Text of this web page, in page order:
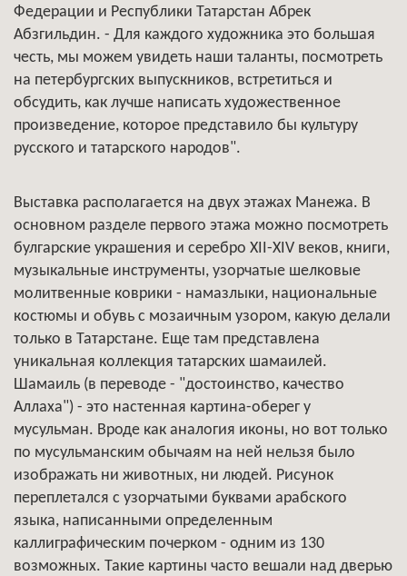
Федерации и Республики Татарстан Абрек
Абзгильдин. - Для каждого художника это большая
честь, мы можем увидеть наши таланты, посмотреть
на петербургских выпускников, встретиться и
обсудить, как лучше написать художественное
произведение, которое представило бы культуру
русского и татарского народов".
Выставка располагается на двух этажах Манежа. В
основном разделе первого этажа можно посмотреть
булгарские украшения и серебро XII-XIV веков, книги,
музыкальные инструменты, узорчатые шелковые
молитвенные коврики - намазлыки, национальные
костюмы и обувь с мозаичным узором, какую делали
только в Татарстане. Еще там представлена
уникальная коллекция татарских шамаилей.
Шамаиль (в переводе - "достоинство, качество
Аллаха") - это настенная картина-оберег у
мусульман. Вроде как аналогия иконы, но вот только
по мусульманским обычаям на ней нельзя было
изображать ни животных, ни людей. Рисунок
переплетался с узорчатыми буквами арабского
языка, написанными определенным
каллиграфическим почерком - одним из 130
возможных. Такие картины часто вешали над дверью